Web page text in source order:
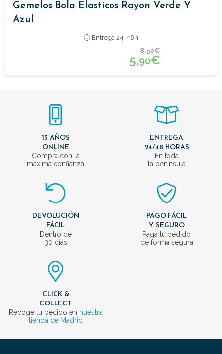
Gemelos Bola Elasticos Rayon Verde Y
Azul
Entrega 24-48h
8,90€
5,90€
15 AÑOS
ONLINE
Compra con la
máxima confianza
ENTREGA
24/48 HORAS
En toda
la península
DEVOLUCIÓN
FÁCIL
Dentro de
30 días
PAGO FÁCIL
Y SEGURO
Paga tu pedido
de forma segura
CLICK &
COLLECT
Recoge tu pedido en nuestra
tienda de Madrid